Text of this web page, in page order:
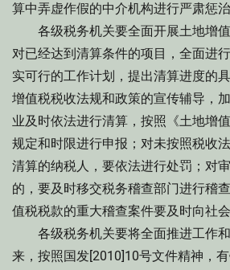
算中弄虚作假的中介机构进行严肃惩治
各级税务机关要全面开展土地增值
对已经达到清算条件的项目，全面进
实可行的工作计划，提出清算进度的
增值税税收法规和政策的宣传辅导，
业及时依法进行清算，按照《土地增
规定和时限进行申报；对未按照税收
清算的纳税人，要依法进行处罚；对
的，要及时移交税务稽查部门进行稽
值税税款的重大稽查案件要及时向社
各级税务机关要将全面推进工作和
来，按照国发[2010]10号文件精神，